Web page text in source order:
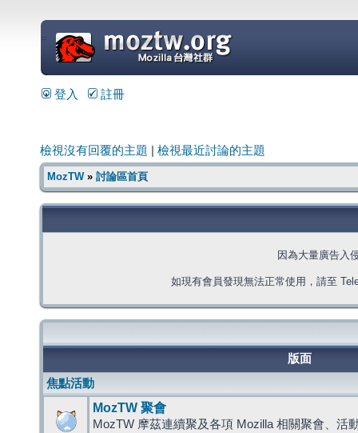
=
登入 註冊
檢視沒有回覆的主題 檢視最近討論的主題
MozTW» 討論區首頁
因為大量廣告入
如現有會員發現無法正常使用，請至
版面
焦點活動
MozTW 聚會
MozTW 摩茲連續聚及各項 Mozilla 相關聚會、活